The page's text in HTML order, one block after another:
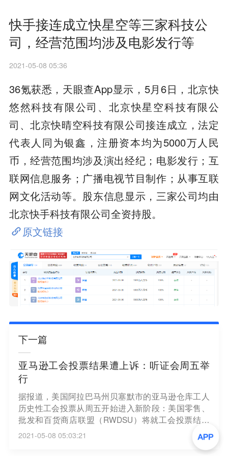
快手接连成立快星空等三家科技公
司，经营范围均涉及电影发行等
2021-05-08 05:36
36氪获悉，天眼查App显示，5月6日，北京快
悠然科技有限公司、北京快星空科技有限公
司、北京快晴空科技有限公司接连成立，法定
代表人同为银鑫，注册资本均为5000万人民
币，经营范围均涉及演出经纪；电影发行；互
联网信息服务；广播电视节目制作；从事互联
网文化活动等。股东信息显示，三家公司均由
北京快手科技有限公司全资持股。
原文链接
下一篇
亚马逊工会投票结果遭上诉：听证会周五举
行
据报道，美国阿拉巴马州贝塞默市的亚马逊仓库工人
历史性工会投票从周五开始进入新阶段：美国零售、
批发和百货商店联盟（RWDSU）将就工会投票结果
进行上诉。此前，亚马逊贝塞默仓库工人以1798票对
738票反对成立工会。外界认为这对工人运动形成了
2021-05-08 05:03:21